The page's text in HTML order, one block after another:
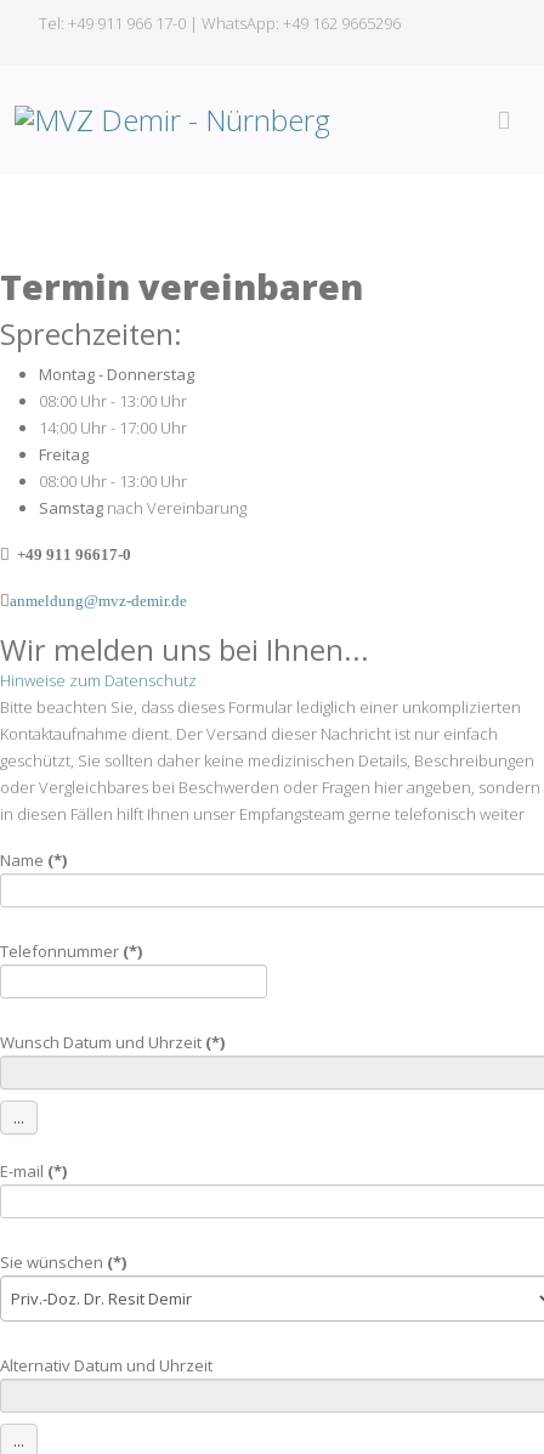
Tel: +49 911 966 17-0 | WhatsApp: +49 162 9665296
Termin vereinbaren
Sprechzeiten:
Montag - Donnerstag
08:00 Uhr - 13:00 Uhr
14:00 Uhr - 17:00 Uhr
Freitag
08:00 Uhr - 13:00 Uhr
Samstag nach Vereinbarung
+49 911 96617-0
anmeldung@mvz-demir.de
Wir melden uns bei Ihnen...
Hinweise zum Datenschutz
Bitte beachten Sie, dass dieses Formular lediglich einer unkomplizierten
Kontaktaufnahme dient. Der Versand dieser Nachricht ist nur einfach
geschützt, Sie sollten daher keine medizinischen Details, Beschreibungen
oder Vergleichbares bei Beschwerden oder Fragen hier angeben, sondern
in diesen Fällen hilft Ihnen unser Empfangsteam gerne telefonisch weiter
Name (*)
Telefonnummer (*)
Wunsch Datum und Uhrzeit (*)
...
E-mail (*)
Sie wünschen (*)
Alternativ Datum und Uhrzeit
...